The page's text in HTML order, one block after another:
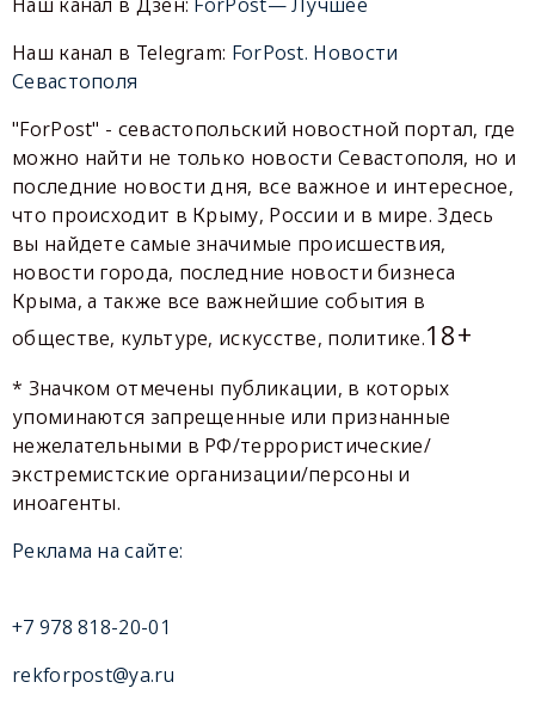
Наш канал в Telegram: ForPost. Новости
Севастополя
"ForPost" - севастопольский новостной портал, где
можно найти не только новости Севастополя, но и
последние новости дня, все важное и интересное,
что происходит в Крыму, России и в мире. Здесь
вы найдете самые значимые происшествия,
новости города, последние новости бизнеса
Крыма, а также все важнейшие события в
обществе, культуре, искусстве, политике.18+
* Значком отмечены публикации, в которых
упоминаются запрещенные или признанные
нежелательными в РФ/террористические/
экстремистские организации/персоны и
иноагенты.
Реклама на сайте:
+7 978 818-20-01
rekforpost@ya.ru